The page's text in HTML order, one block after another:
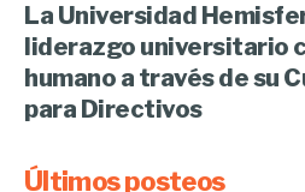
La Universidad
liderazgo universitario
humano a través de su
para Directivos
Últimos posteos